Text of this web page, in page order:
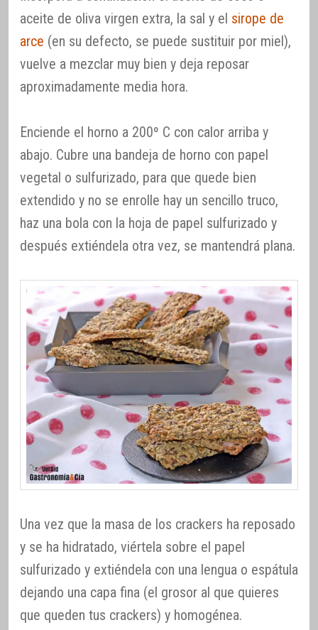
aceite de oliva virgen extra, la sal y el sirope de
arce (en su defecto, se puede sustituir por miel),
vuelve a mezclar muy bien y deja reposar
aproximadamente media hora.
Enciende el horno a 200º C con calor arriba y
abajo. Cubre una bandeja de horno con papel
vegetal o sulfurizado, para que quede bien
extendido y no se enrolle hay un sencillo truco,
haz una bola con la hoja de papel sulfurizado y
después extiéndela otra vez, se mantendrá plana.
Una vez que la masa de los crackers ha reposado
y se ha hidratado, viértela sobre el papel
sulfurizado y extiéndela con una lengua o espátula
dejando una capa fina (el grosor al que quieres
que queden tus crackers) y homogénea.